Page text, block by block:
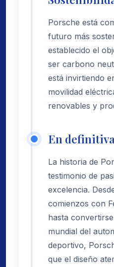
Porsche está
futuro más
establecido el
ser carbono
está invirtiendo
movilidad
renovables y
En definitiva
La historia de
testimonio de
excelencia.
comienzos con
hasta
mundial del
deportivo,
que el diseño